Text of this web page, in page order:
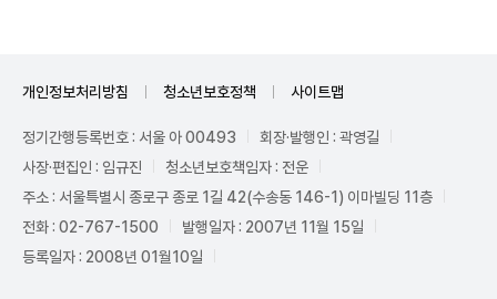
개인정보처리방침 청소년보호정책 사이트맵
정기간행등록번호 : 서울 아 00493
회장·발행인 : 곽영길
사장·편집인 : 임규진
청소년보호책임자 : 전운
주소 : 서울특별시 종로구 종로 1길 42(수송동 146-1) 이마빌딩 11층
전화 : 02-767-1500
발행일자 : 2007년 11월 15일
등록일자 : 2008년 01월10일